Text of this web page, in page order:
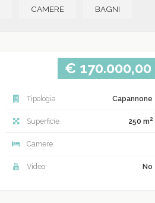
CAMERE BAGNI
€ 170.000,00
Tipologia Capannone
Superficie 250 m2
Camere
Video No